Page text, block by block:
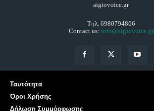
aigiovoice.gr
Τηλ. 6980794806
Contact us: info@aigiovoice.gr
Ταυτότητα
Όροι Χρήσης
Δήλωση Συμμόρφωσης